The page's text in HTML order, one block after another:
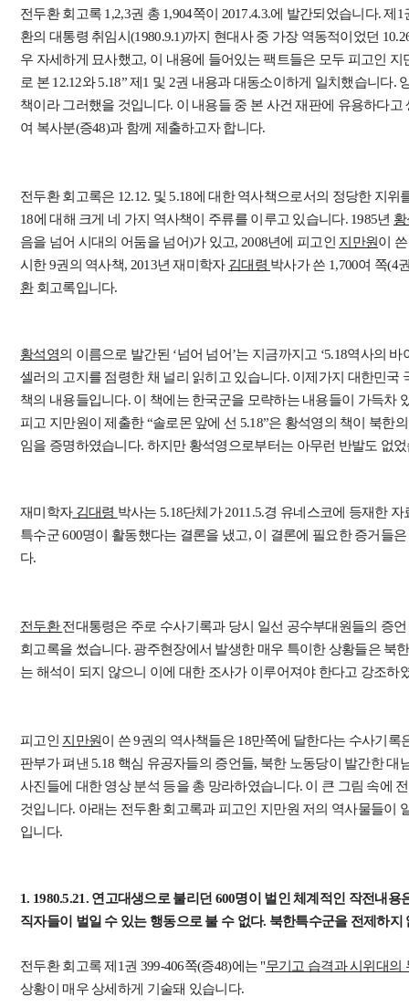
전두환 회고록 1,2,3권 총 1,904쪽이 2017.4.3.에 발간되었습니다. 제
환의 대통령 취임시(1980.9.1)까지 현대사 중 가장 역동적이었던
우 자세하게 묘사했고, 이 내용에 들어있는 팩트들은 모두 피고인 지
로 본 12.12와 5.18” 제1 및 2권 내용과 대동소이하게 일치했습니다.
책이라 그러했을 것입니다. 이 내용들 중 본 사건 재판에 유용하다
여 복사분(증48)과 함께 제출하고자 합니다.
전두환 회고록은 12.12. 및 5.18에 대한 역사책으로서의 정당한 지
18에 대해 크게 네 가지 역사책이 주류를 이루고 있습니다. 1985년
음을 넘어 시대의 어둠을 넘어)가 있고, 2008년에 피고인 지만원이
시한 9권의 역사책, 2013년 재미학자 김대령 박사가 쓴 1,700여 쪽(4
환회고록입니다.
황석영의 이름으로 발간된 ‘넘어 넘어’는 지금까지고 ‘5.18역사의
셀러의 고지를 점령한 채 널리 읽히고 있습니다. 이제가지 대한민국
책의 내용들입니다. 이 책에는 한국군을 모략하는 내용들이 가득차
피고 지만원이 제출한 “솔로몬 앞에 선 5.18”은 황석영의 책이 북한
임을 증명하였습니다. 하지만 황석영으로부터는 아무런 반발도 없
재미학자김대령 박사는 5.18단체가 2011.5.경 유네스코에 등재한
특수군 600명이 활동했다는 결론을 냈고, 이 결론에 필요한 증거들
다.
전두환전대통령은 주로 수사기록과 당시 일선 공수부대원들의 증
회고록을 썼습니다. 광주현장에서 발생한 매우 특이한 상황들은 북
는 해석이 되지 않으니 이에 대한 조사가 이루어져야 한다고 강조하
피고인 지만원이 쓴 9권의 역사책들은 18만쪽에 달한다는 수사기록
판부가 펴낸 5.18 핵심 유공자들의 증언들, 북한 노동당이 발간한 대
사진들에 대한 영상 분석 등을 총 망라하였습니다. 이 큰 그림 속에
것입니다. 아래는 전두환 회고록과 피고인 지만원 저의 역사물들이
입니다.
1. 1980.5.21. 연고대생으로 불리던 600명이 벌인 체계적인 작전내
직자들이 벌일 수 있는 행동으로 불 수 없다. 북한특수군을 전제하
전두환 회고록 제1권 399-406쪽(증48)에는 "무기고 습격과 시위대의
상황이 매우 상세하게 기술돼 있습니다.